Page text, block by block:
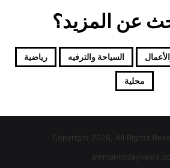
عن المزيد؟
السياحة والترفيه رياضية
محلية